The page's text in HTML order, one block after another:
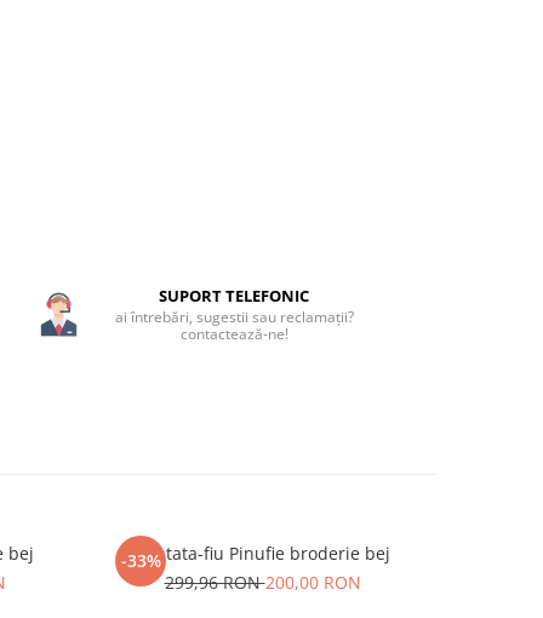
SUPORT TELEFONIC
ai întrebări, sugestii sau reclamații?
contactează-ne!
bej
-33%
Set tata-fiu Pinufie broderie bej
299,96 RON200,00 RON